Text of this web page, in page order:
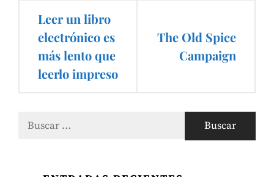
Navegación
entradas
Leer un libro
electrónico es
más lento que
leerlo impreso
The Old Spice
Campaign
Buscar: